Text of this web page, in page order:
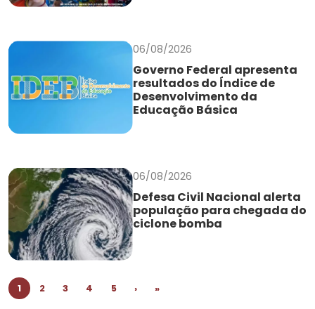
06/08/2026
Governo Federal apresenta
resultados do Índice de
Desenvolvimento da
Educação Básica
06/08/2026
Defesa Civil Nacional alerta
população para chegada do
ciclone bomba
1 2 3 4 5 › »